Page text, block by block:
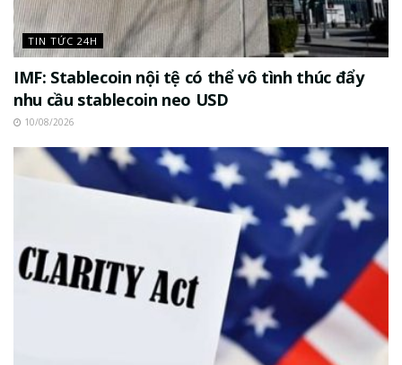
TIN TỨC 24H
IMF: Stablecoin nội tệ có thể vô tình thúc đẩy
nhu cầu stablecoin neo USD
10/08/2026